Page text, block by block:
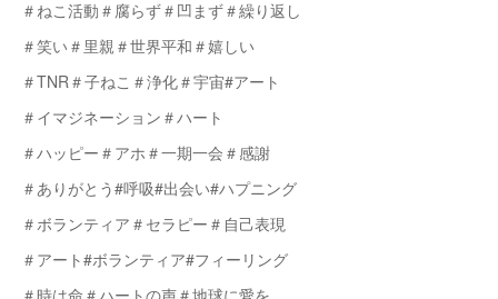
＃ねこ活動＃腐らず＃凹まず＃繰り返し
＃笑い＃里親＃世界平和＃嬉しい
＃TNR＃子ねこ＃浄化＃宇宙#アート
＃イマジネーション＃ハート
＃ハッピー＃アホ＃一期一会＃感謝
＃ありがとう#呼吸#出会い#ハプニング
＃ボランティア＃セラピー＃自己表現
＃アート#ボランティア#フィーリング